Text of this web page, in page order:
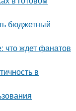
бюджетный
что ждет фанатов
в